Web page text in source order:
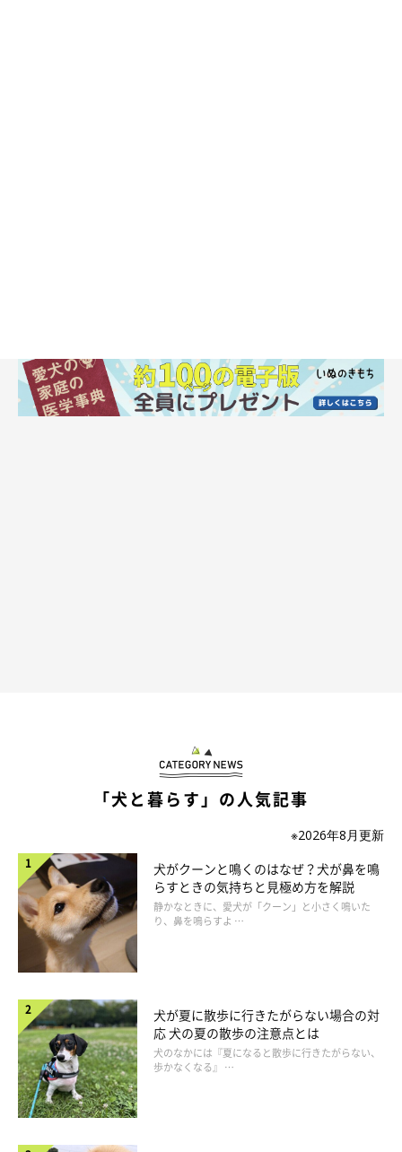
ぶどうを犬に与えたことが原因で、腎不全や下痢を引き起こした
中毒報告が多くあります。すでに腎臓などに持病のある犬は、重
「犬と暮らす」の人気記事
※2026年8月更新
犬がクーンと鳴くのはなぜ？犬が鼻を鳴
らすときの気持ちと見極め方を解説
静かなときに、愛犬が「クーン」と小さく鳴いた
り、鼻を鳴らすよ …
犬が夏に散歩に行きたがらない場合の対
応 犬の夏の散歩の注意点とは
犬のなかには『夏になると散歩に行きたがらない、
歩かなくなる』 …